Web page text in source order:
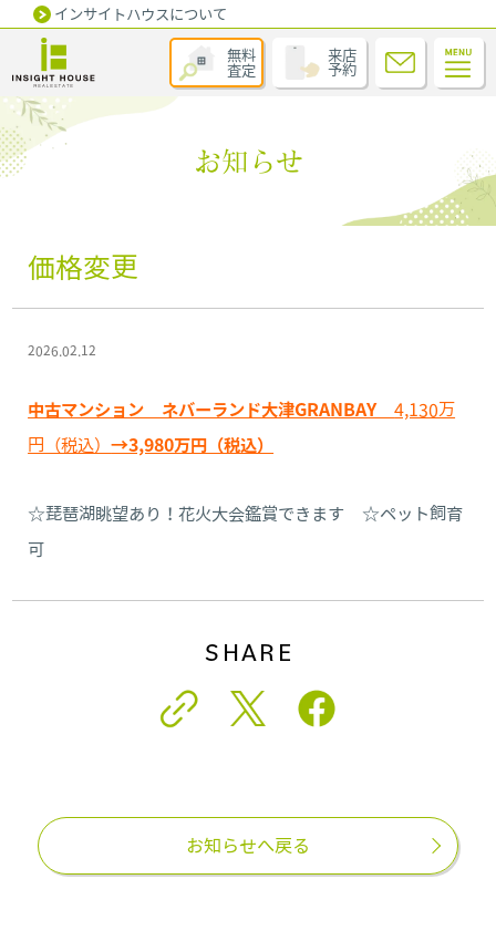
無料
査定
来店
予約
インサイトハウスについて
お知らせ
価格変更
2026.02.12
中古マンション ネバーランド大津GRANBAY4,130万
円（税込）→3,980万円（税込）
☆琵琶湖眺望あり！花火大会鑑賞できます ☆ペット飼育
可
SHARE
お知らせへ戻る